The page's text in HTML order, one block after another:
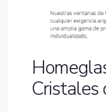
Cristales